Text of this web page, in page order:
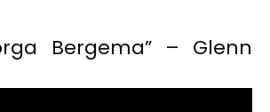
Bergema” – Glenn